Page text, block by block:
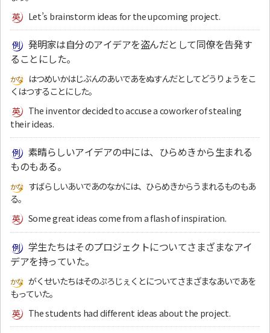
Let’s brainstorm ideas for the upcoming project.
発明家は自分のアイデアを盗んだとして同僚を告発す
ることにした。
はつめいかはじぶんのあいであをぬすんだとしてどうりょうをこ
くはつすることにした。
The inventor decided to accuse a coworker of stealing
their ideas.
素晴らしいアイデアの中には、ひらめきから生まれる
ものもある。
すばらしいあいであのなかには、ひらめきからうまれるものもあ
る。
Some great ideas come from a flash of inspiration.
学生たちはそのプロジェクトについてさまざまなアイ
デアを持っていた。
がくせいたちはそのぷろじぇくとについてさまざまなあいであを
もっていた。
The students had different ideas about the project.